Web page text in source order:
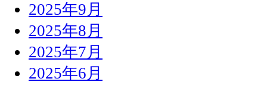
2025年9月
2025年8月
2025年7月
2025年6月